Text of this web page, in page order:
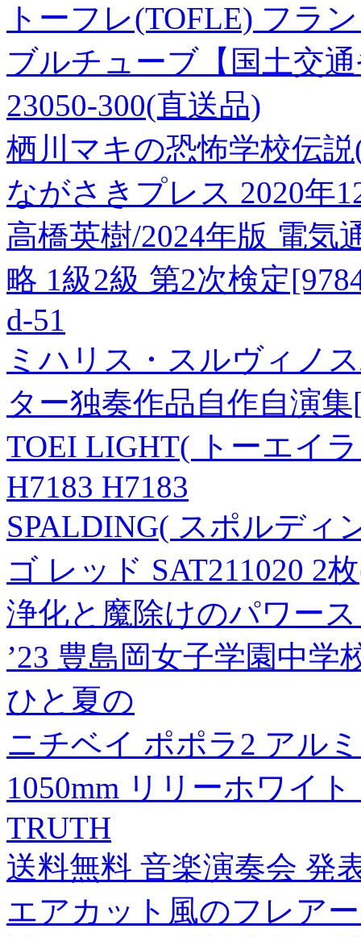
トーフレ(TOFLE) フラ
ブルチューブ【国土交
23050-300(直送品)
栖川マキの恐怖学校伝説
ながさきプレス 2020年
高橋英樹/2024年版 電気
略 1級2級 第2次検定
d-51
ミハリス・スルヴィノ
ター独奏作品自作自演
TOEI LIGHT( トーエイ
H7183 H7183
SPALDING( スポルディ
ゴ レッド SAT211020 2
浄化と魔除けのパワー
’23 豊島岡女子学園中学
ひと夏の
ニチベイ ポポラ2 アル
1050mm リリーホワイ
TRUTH
送料無料 音楽演奏会 発
エアカット風のフレア